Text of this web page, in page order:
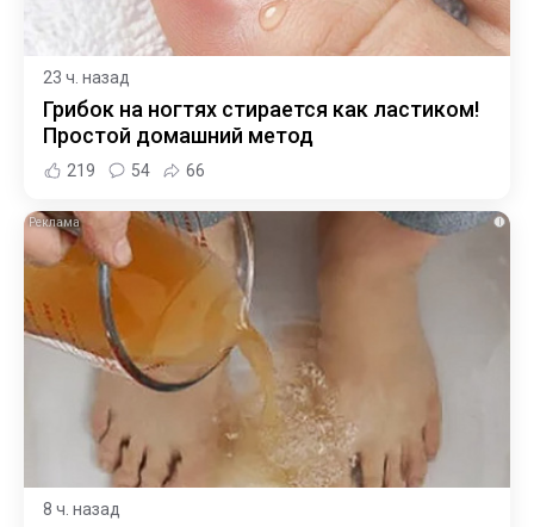
23 ч. назад
Грибок на ногтях стирается как ластиком!
Простой домашний метод
219 54 66
i
8 ч. назад